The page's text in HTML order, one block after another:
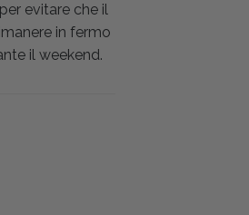
evitare che il
in fermo
il weekend.